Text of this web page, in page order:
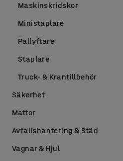
Maskinskridskor
Ministaplare
Pallyftare
Staplare
Truck- & Krantillbehör
Säkerhet
Mattor
Avfallshantering & Städ
Vagnar & Hjul